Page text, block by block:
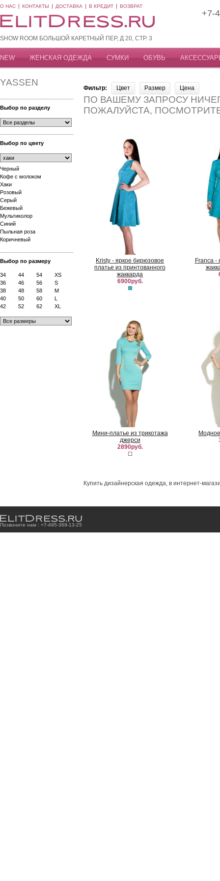
О НАС КОНТАКТЫ ДОСТАВКА В КРЕДИТ ВОЗВРАТ
SHOW ROOM БОЛЬШОЙ КАРЕТНЫЙ ПЕР, Д 20, СТР. 3
+7-
NEW ЖЕНСКАЯ ОДЕЖДА СУМКИ ОБУВЬ
YASSEN
Выбор по разделу
Выбор по цвету
Черный
Кофе с молоком
Хаки
Розовый
Серый
Бежевый
Мультиколор
Синий
Пыльная роза
Коричневый
Выбор по размеру
34 44 54
XS
36
46 56
S
38
48 58
M
40
50 60
L
42
52 62 XL
Фильтр: Цвет Размер Цена
ПО ВАШЕМУ ЗАПРОСУ
ПОЖАЛУЙСТА,
Kristy - яркое бирюзовое
платье из принтованного
жаккарда
6900руб.
Franca -
Мини-платье из трикотажа
джерси
2890руб.
Купить дизайнерская одежда, в интернет-
Позвоните нам : +7-495-369-13-25